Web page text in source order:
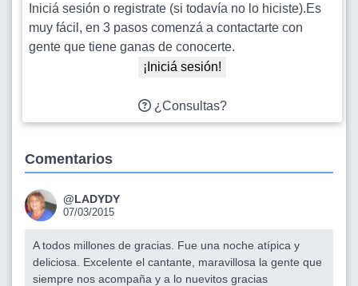
Iniciá sesión o registrate (si todavía no lo hiciste).Es
muy fácil, en 3 pasos comenzá a contactarte con
gente que tiene ganas de conocerte.
¡Iniciá sesión!
¿Consultas?
Comentarios
@LADYDY
07/03/2015
A todos millones de gracias. Fue una noche atípica y
deliciosa. Excelente el cantante, maravillosa la gente que
siempre nos acompaña y a lo nuevitos gracias